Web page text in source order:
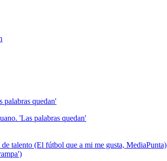
palabras quedan'
'Las palabras quedan'
talento (El fútbol que a mi me gusta, MediaPunta)